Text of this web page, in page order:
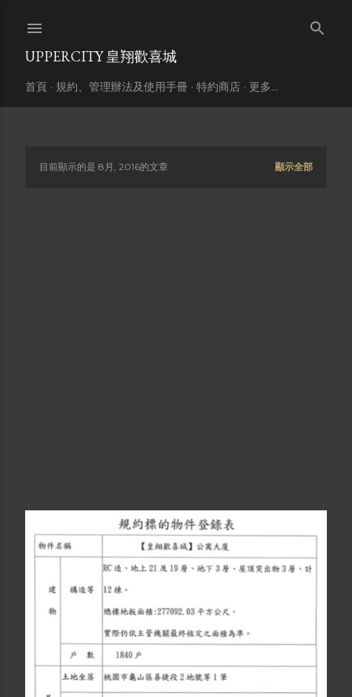
UPPERCITY 皇翔歡喜城
首頁 規約、管理辦法及使用手冊 特約商店 更多…
發
目前顯示的是 8月, 2016的文章 顯示全部